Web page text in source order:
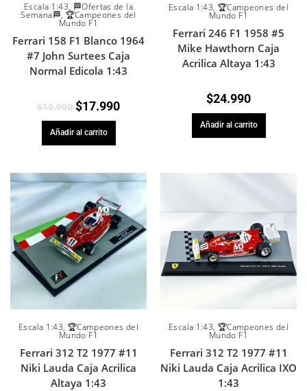
Escala 1:43, 🏁Ofertas de la
Semana🏁, 🏆Campeones del
Mundo F1
Ferrari 158 F1 Blanco 1964
#7 John Surtees Caja
Normal Edicola 1:43
$19.990 $17.990
Añadir al carrito
Escala 1:43, 🏆Campeones del
Mundo F1
Ferrari 246 F1 1958 #5
Mike Hawthorn Caja
Acrilica Altaya 1:43
$24.990
Añadir al carrito
Escala 1:43, 🏆Campeones del
Mundo F1
Ferrari 312 T2 1977 #11
Niki Lauda Caja Acrilica
Altaya 1:43
Escala 1:43, 🏆Campeones del
Mundo F1
Ferrari 312 T2 1977 #11
Niki Lauda Caja Acrilica IXO
1:43